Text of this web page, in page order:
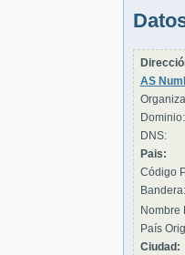
AS
Dominio:
DNS:
Pais:
Código
Bandera:
Nombre
País
Ciudad: